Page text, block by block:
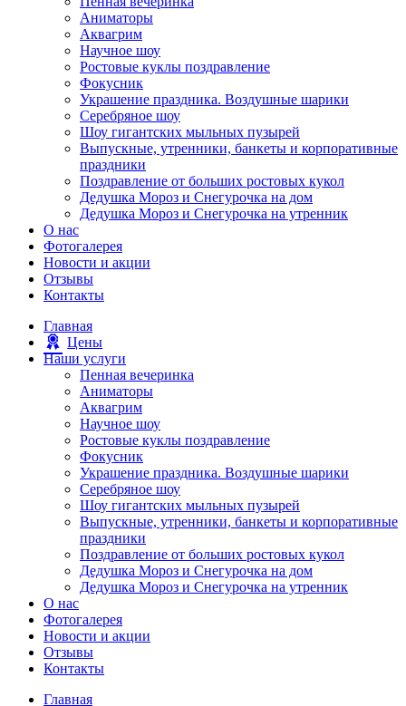
Аниматоры
Аквагрим
Научное шоу
Ростовые куклы поздравление
Фокусник
Украшение праздника. Воздушные шарики
Серебряное шоу
Шоу гигантских мыльных пузырей
Выпускные, утренники, банкеты и корпоративные
праздники
Поздравление от больших ростовых кукол
Дедушка Мороз и Снегурочка на дом
Дедушка Мороз и Снегурочка на утренник
О нас
Фотогалерея
Новости и акции
Отзывы
Контакты
Главная
Цены
Наши услуги
Пенная вечеринка
Аниматоры
Аквагрим
Научное шоу
Ростовые куклы поздравление
Фокусник
Украшение праздника. Воздушные шарики
Серебряное шоу
Шоу гигантских мыльных пузырей
Выпускные, утренники, банкеты и корпоративные
праздники
Поздравление от больших ростовых кукол
Дедушка Мороз и Снегурочка на дом
Дедушка Мороз и Снегурочка на утренник
О нас
Фотогалерея
Новости и акции
Отзывы
Контакты
Главная